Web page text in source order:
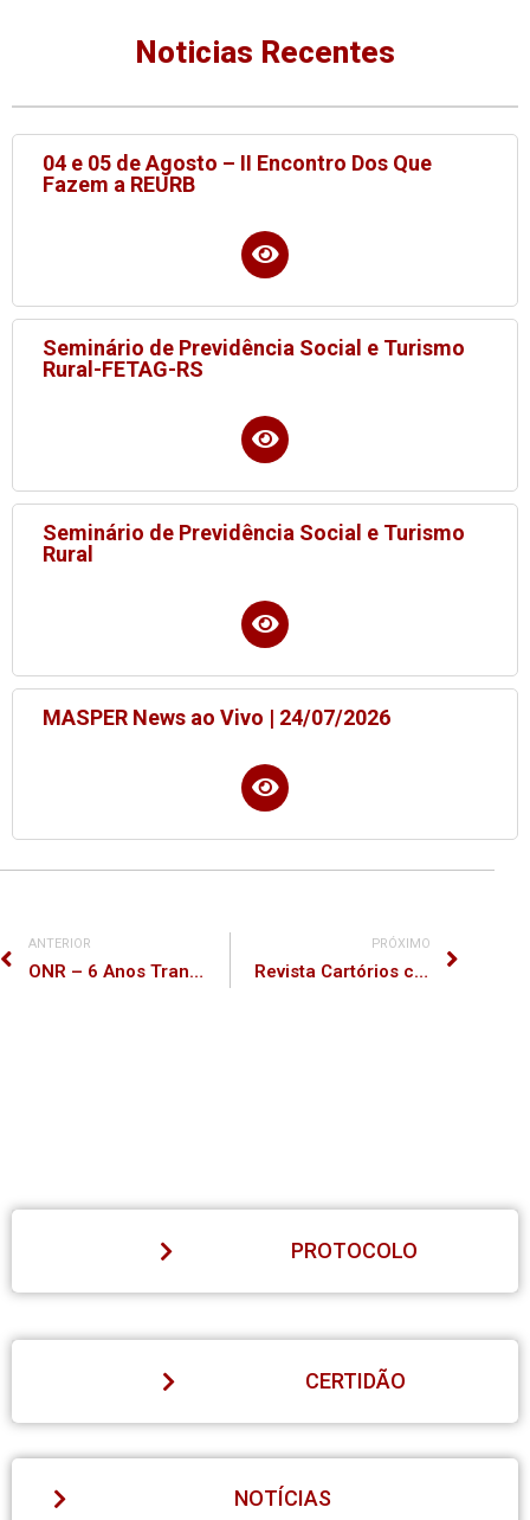
Noticias Recentes
04 e 05 de Agosto – II Encontro Dos Que
Fazem a REURB
Seminário de Previdência Social e Turismo
Rural-FETAG-RS
Seminário de Previdência Social e Turismo
Rural
MASPER News ao Vivo | 24/07/2026
ANTERIOR
ONR – 6 Anos Transformando o Registro de Imóveis
PRÓXIMO
Revista Cartórios com Você nº 42 – Ano 11
PROTOCOLO
CERTIDÃO
NOTÍCIAS